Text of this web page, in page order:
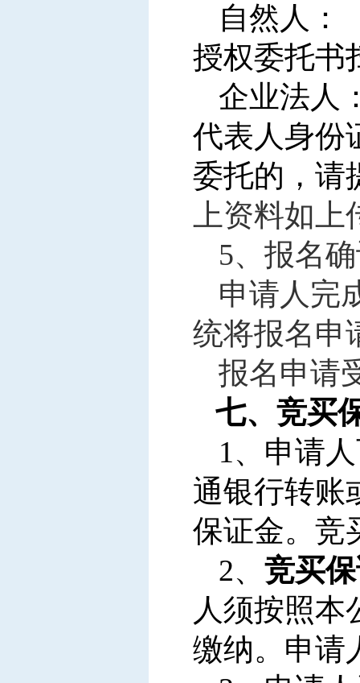
自然人：
授权委托书
企业法人
代表人身份
委托的，请
上资料如
5、报名
申请人完
统将报名申
报名申请
七、竞买
1、申请
通银行转账
保证金。竞
2、 竞买
人须按照本
缴纳。申请